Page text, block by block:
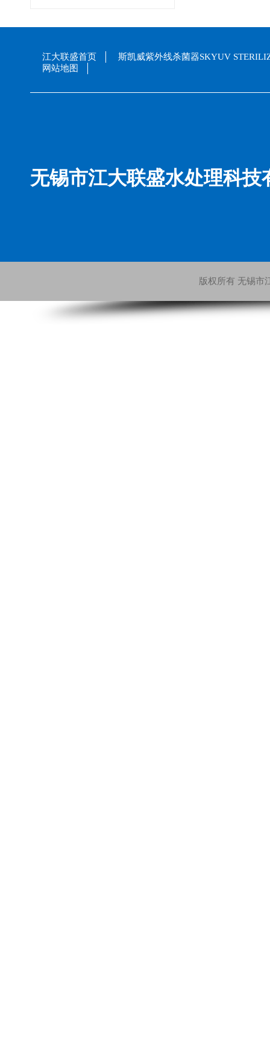
江大联盛首页
斯凯威紫外线杀菌器SKYUV
网站地图
无锡市江大联盛水处理科技
版权所有 无锡市